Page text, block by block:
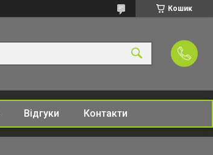
Кошик
Відгуки Контакти